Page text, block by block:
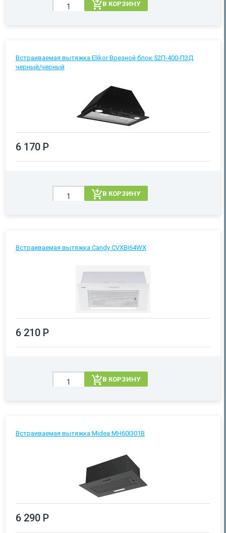
В КОРЗИНУ
Встраиваемая вытяжка Elikor Врезной блок 52П-400-П3Д
черный/черный
6 170 Р
В КОРЗИНУ
Встраиваемая вытяжка Candy CVXBI64WX
6 210 Р
В КОРЗИНУ
Встраиваемая вытяжка Midea MH60I301B
6 290 Р